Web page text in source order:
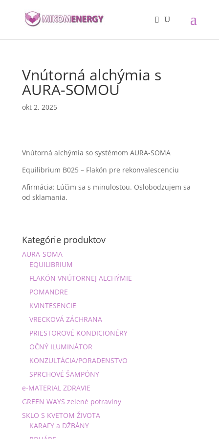
Vnútorná alchýmia s
AURA-SOMOU
okt 2, 2025
Vnútorná alchýmia so systémom AURA-SOMA
Equilibrium B025 – Flakón pre rekonvalescenciu
Afirmácia: Lúčim sa s minulosťou. Oslobodzujem sa
od sklamania.
Kategórie produktov
AURA-SOMA
EQUILIBRIUM
FLAKÓN VNÚTORNEJ ALCHÝMIE
POMANDRE
KVINTESENCIE
VRECKOVÁ ZÁCHRANA
PRIESTOROVÉ KONDICIONÉRY
OČNÝ ILUMINÁTOR
KONZULTÁCIA/PORADENSTVO
SPRCHOVÉ ŠAMPÓNY
e-MATERIAL ZDRAVIE
GREEN WAYS zelené potraviny
SKLO S KVETOM ŽIVOTA
KARAFY a DŽBÁNY